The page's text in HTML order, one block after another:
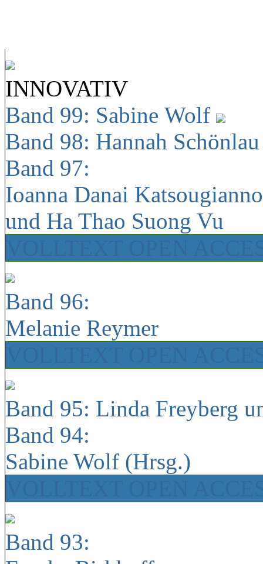
INNOVATIV
Band 99: Sabine Wolf
Band 98: Hannah
Band 97:
Ioanna Danai
und Ha Thao Suong Vu
Band 96:
Melanie Reymer
Band 95: Linda Freyberg
Band 94:
Sabine Wolf (Hrsg.)
Band 93: